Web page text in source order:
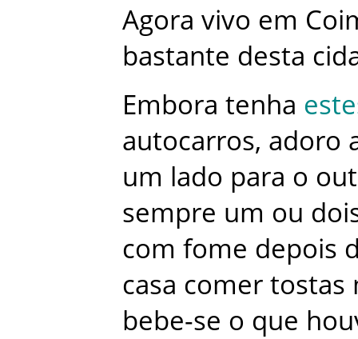
Agora vivo em
bastante desta
Embora tenha
autocarros, adoro
um lado para o
sempre um ou
com fome depois
casa comer tostas
bebe-se o que